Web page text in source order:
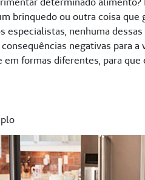
brinquedo ou outra coisa
especialistas, nenhuma
negativas para
em formas diferentes, para